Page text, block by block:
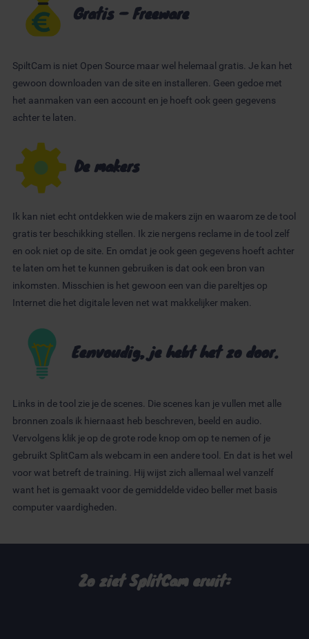
Gratis – Freeware
SpiltCam is niet Open Source maar wel helemaal gratis. Je kan het
gewoon downloaden van de site en installeren. Geen gedoe met
het aanmaken van een account en je hoeft ook geen gegevens
achter te laten.
De makers
Ik kan niet echt ontdekken wie de makers zijn en waarom ze de tool
gratis ter beschikking stellen. Ik zie nergens reclame in de tool zelf
en ook niet op de site. En omdat je ook geen gegevens hoeft achter
te laten om het te kunnen gebruiken is dat ook een bron van
inkomsten. Misschien is het gewoon een van die pareltjes op
Internet die het digitale leven net wat makkelijker maken.
Eenvoudig, je hebt het zo door.
Links in de tool zie je de scenes. Die scenes kan je vullen met alle
bronnen zoals ik hiernaast heb beschreven, beeld en audio.
Vervolgens klik je op de grote rode knop om op te nemen of je
gebruikt SplitCam als webcam in een andere tool. En dat is het wel
voor wat betreft de training. Hij wijst zich allemaal wel vanzelf
want het is gemaakt voor de gemiddelde video beller met basis
computer vaardigheden.
Zo ziet SplitCam eruit: